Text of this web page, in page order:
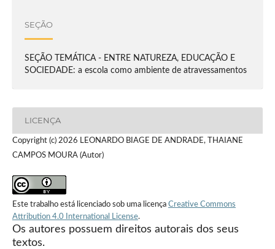
SEÇÃO
SEÇÃO TEMÁTICA - ENTRE NATUREZA, EDUCAÇÃO E
SOCIEDADE: a escola como ambiente de atravessamentos
LICENÇA
Copyright (c) 2026 LEONARDO BIAGE DE ANDRADE, THAIANE
CAMPOS MOURA (Autor)
Este trabalho está licenciado sob uma licença Creative Commons
Attribution 4.0 International License.
Os autores possuem direitos autorais dos seus
textos.